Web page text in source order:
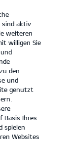
KONTAKT
sind aktiv
weiteren
willigen Sie
den
und
genutzt
Basis Ihres
spielen
Websites